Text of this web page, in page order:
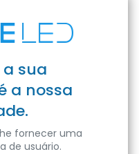
a sua
a nossa
fornecer uma
de usuário.